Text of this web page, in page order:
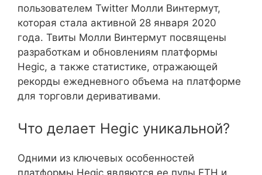
пользователем Twitter Молли Винтермут,
которая стала активной 28 января 2020
года. Твиты Молли Винтермут посвящены
разработкам и обновлениям платформы
Hegic, а также статистике, отражающей
рекорды ежедневного объема на платформе
для торговли деривативами.
Что делает Hegic уникальной?
Одними из ключевых особенностей
платформы Hegic являются ее пулы ETH и